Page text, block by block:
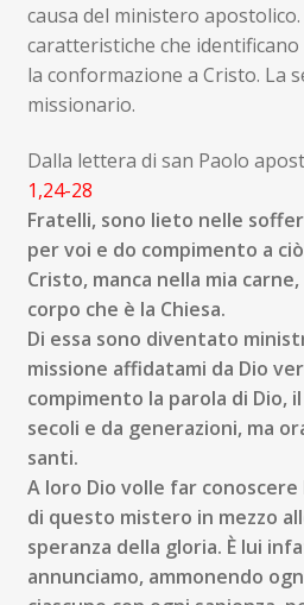
causa del ministero
caratteristiche che identificano
la conformazione a Cristo. La
missionario.
Dalla lettera di san Paolo
1,24-28
Fratelli, sono lieto nelle
per voi e do compimento a
Cristo, manca nella mia
corpo che è la Chiesa.
Di essa sono diventato
missione affidatami da Dio
compimento la parola di Dio,
secoli e da generazioni, ma
santi.
A loro Dio volle far conoscere
di questo mistero in mezzo
speranza della gloria. È lui
annunciamo, ammonendo